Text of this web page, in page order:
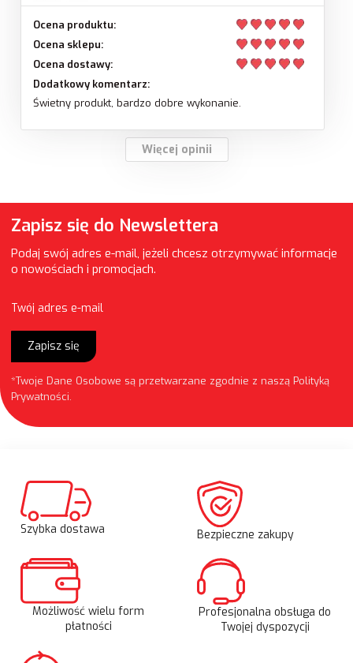
Ocena produktu:
Ocena sklepu:
Ocena dostawy:
Dodatkowy komentarz:
Świetny produkt, bardzo dobre wykonanie.
Więcej opinii
Zapisz się do Newslettera
Podaj swój adres e-mail, jeżeli chcesz otrzymywać informacje
o nowościach i promocjach.
Twój adres e-mail
Zapisz się
*Twoje Dane Osobowe są przetwarzane zgodnie z naszą Polityką
Prywatności.
Szybka dostawa Bezpieczne zakupy
Możliwość wielu form
płatności
Profesjonalna obsługa do
Twojej dyspozycji